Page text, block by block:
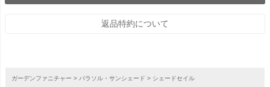
返品特約について
ガーデンファニチャー パラソル・サンシェード シェードセイル